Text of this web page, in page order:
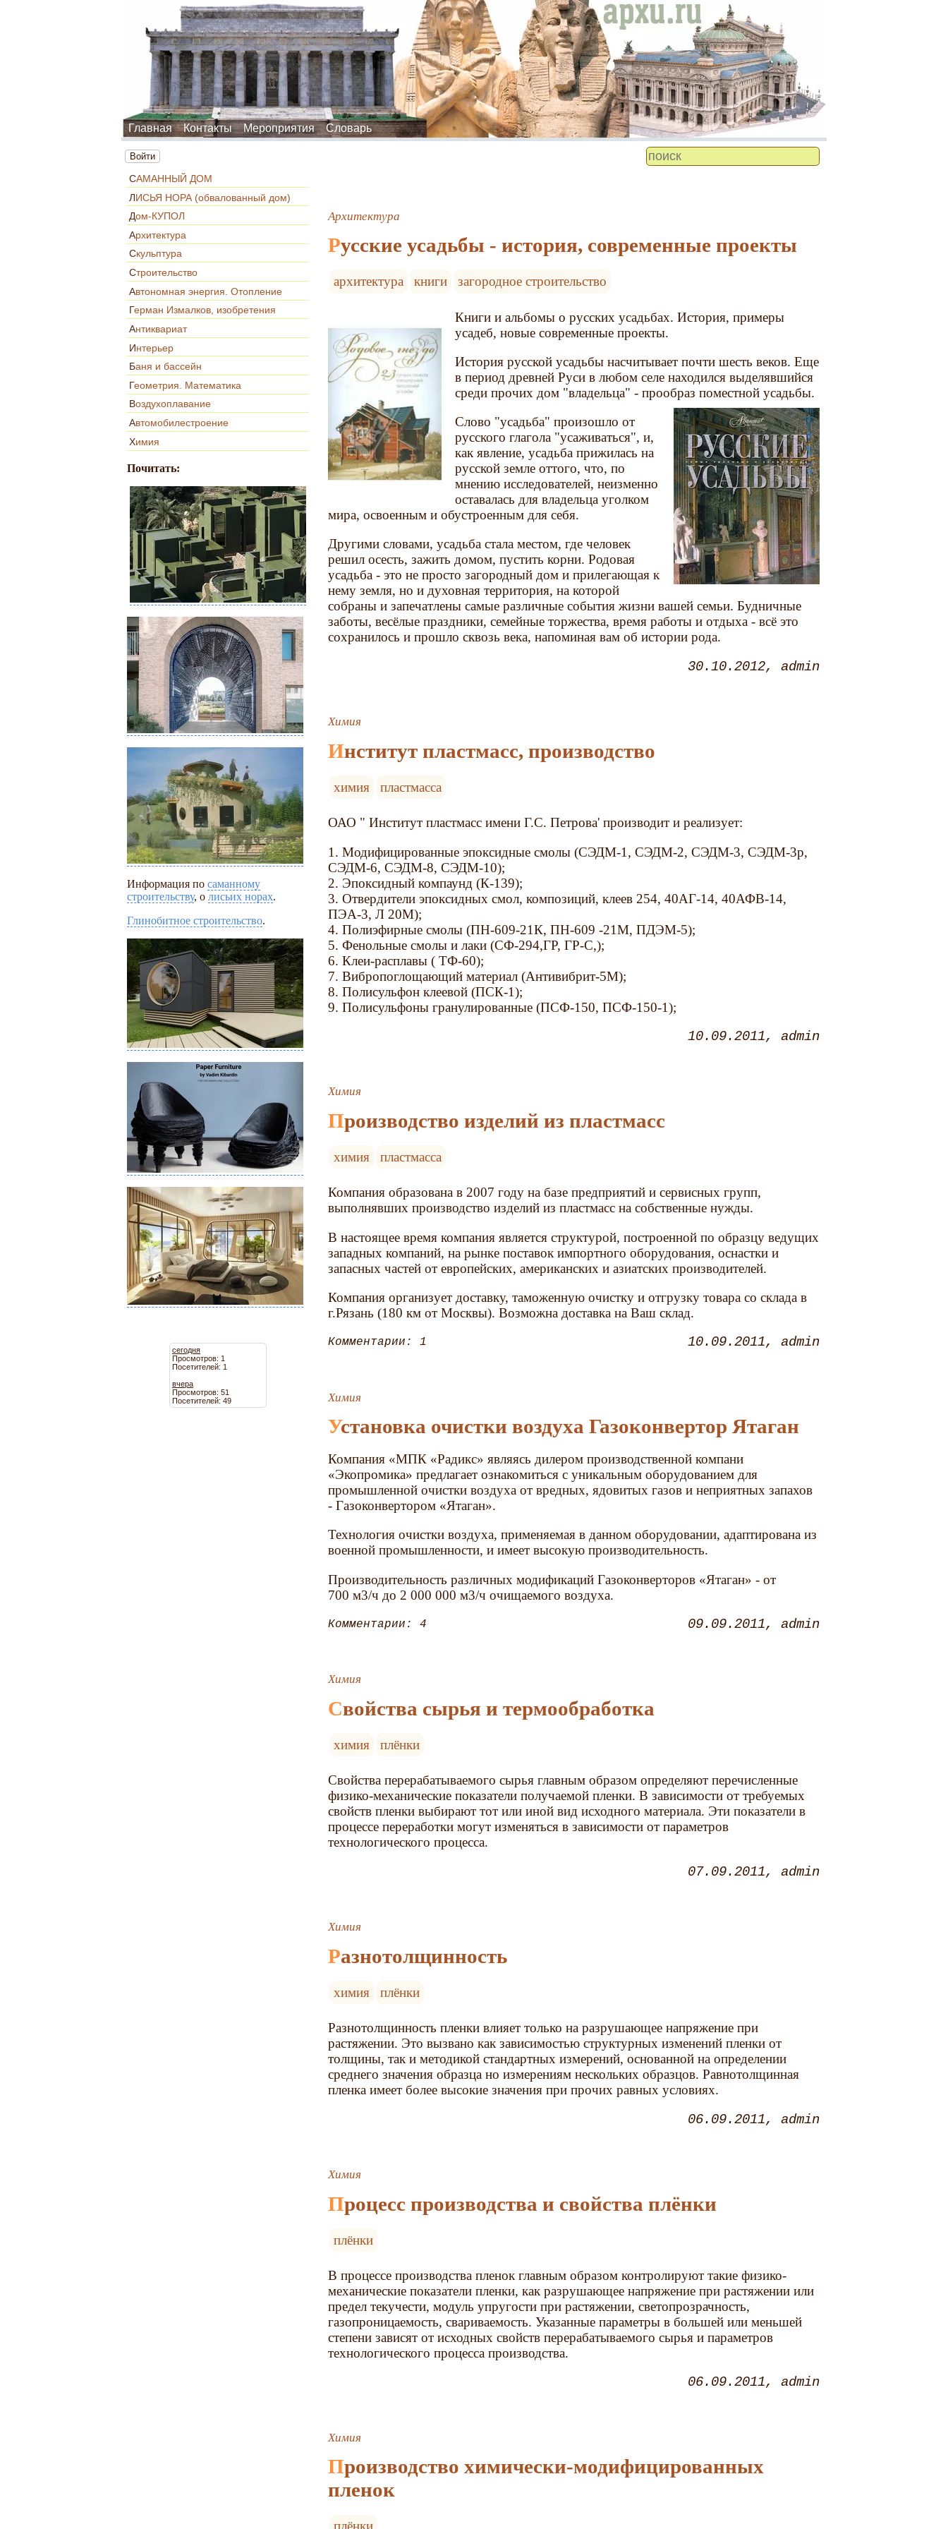
Главная Контакты Мероприятия Словарь
Войти
САМАННЫЙ ДОМ
ЛИСЬЯ НОРА (обвалованный дом)
Дом-КУПОЛ
Архитектура
Скульптура
Строительство
Автономная энергия. Отопление
Герман Измалков, изобретения
Антиквариат
Интерьер
Баня и бассейн
Геометрия. Математика
Воздухоплавание
Автомобилестроение
Химия
Почитать:
Информация по саманному
строительству, о лисьих норах.
Глинобитное строительство.
сегодня
Просмотров: 1
Посетителей: 1
вчера
Просмотров: 51
Посетителей: 49
Архитектура
Русские усадьбы - история, современные проекты
архитектура книги загородное строительство
Книги и альбомы о русских усадьбах. История, примеры
усадеб, новые современные проекты.
История русской усадьбы насчитывает почти шесть веков. Еще
в период древней Руси в любом селе находился выделявшийся
среди прочих дом "владельца" - прообраз поместной усадьбы.
Слово "усадьба" произошло от
русского глагола "усаживаться", и,
как явление, усадьба прижилась на
русской земле оттого, что, по
мнению исследователей, неизменно
оставалась для владельца уголком
мира, освоенным и обустроенным для себя.
Другими словами, усадьба стала местом, где человек
решил осесть, зажить домом, пустить корни. Родовая
усадьба - это не просто загородный дом и прилегающая к
нему земля, но и духовная территория, на которой
собраны и запечатлены самые различные события жизни вашей семьи. Будничные
заботы, весёлые праздники, семейные торжества, время работы и отдыха - всё это
сохранилось и прошло сквозь века, напоминая вам об истории рода.
30.10.2012 admin
Химия
Институт пластмасс, производство
химия пластмасса
ОАО " Институт пластмасс имени Г.С. Петрова' производит и реализует:
1. Модифицированные эпоксидные смолы (СЭДМ-1, СЭДМ-2, СЭДМ-3, СЭДМ-3р,
СЭДМ-6, СЭДМ-8, СЭДМ-10);
2. Эпоксидный компаунд (К-139);
3. Отвердители эпоксидных смол, композиций, клеев 254, 40АГ-14, 40АФВ-14,
ПЭА-3, Л 20М);
4. Полиэфирные смолы (ПН-609-21К, ПН-609 -21М, ПДЭМ-5);
5. Фенольные смолы и лаки (СФ-294,ГР, ГР-С,);
6. Клеи-расплавы ( ТФ-60);
7. Вибропоглощающий материал (Антивибрит-5М);
8. Полисульфон клеевой (ПСК-1);
9. Полисульфоны гранулированные (ПСФ-150, ПСФ-150-1);
10.09.2011 admin
Химия
Производство изделий из пластмасс
химия пластмасса
Компания образована в 2007 году на базе предприятий и сервисных групп,
выполнявших производство изделий из пластмасс на собственные нужды.
В настоящее время компания является структурой, построенной по образцу ведущих
западных компаний, на рынке поставок импортного оборудования, оснастки и
запасных частей от европейских, американских и азиатских производителей.
Компания организует доставку, таможенную очистку и отгрузку товара со склада в
г.Рязань (180 км от Москвы). Возможна доставка на Ваш склад.
Комментарии: 1 10.09.2011 admin
Химия
Установка очистки воздуха Газоконвертор Ятаган
Компания «МПК «Радикс» являясь дилером производственной компани
«Экопромика» предлагает ознакомиться с уникальным оборудованием для
промышленной очистки воздуха от вредных, ядовитых газов и неприятных запахов
- Газоконвертором «Ятаган».
Технология очистки воздуха, применяемая в данном оборудовании, адаптирована из
военной промышленности, и имеет высокую производительность.
Производительность различных модификаций Газоконверторов «Ятаган» - от
700 м3/ч до 2 000 000 м3/ч очищаемого воздуха.
Комментарии: 4 09.09.2011 admin
Химия
Свойства сырья и термообработка
химия плёнки
Свойства перерабатываемого сырья главным образом определяют перечисленные
физико-механические показатели получаемой пленки. В зависимости от требуемых
свойств пленки выбирают тот или иной вид исходного материала. Эти показатели в
процессе переработки могут изменяться в зависимости от параметров
технологического процесса.
07.09.2011 admin
Химия
Разнотолщинность
химия плёнки
Разнотолщинность пленки влияет только на разрушающее напряжение при
растяжении. Это вызвано как зависимостью структурных изменений пленки от
толщины, так и методикой стандартных измерений, основанной на определении
среднего значения образца но измерениям нескольких образцов. Равнотолщинная
пленка имеет более высокие значения при прочих равных условиях.
06.09.2011 admin
Химия
Процесс производства и свойства плёнки
плёнки
В процессе производства пленок главным образом контролируют такие физико-
механические показатели пленки, как разрушающее напряжение при растяжении или
предел текучести, модуль упругости при растяжении, светопрозрачность,
газопроницаемость, свариваемость. Указанные параметры в большей или меньшей
степени зависят от исходных свойств перерабатываемого сырья и параметров
технологического процесса производства.
06.09.2011 admin
Химия
Производство химически-модифицированных
пленок